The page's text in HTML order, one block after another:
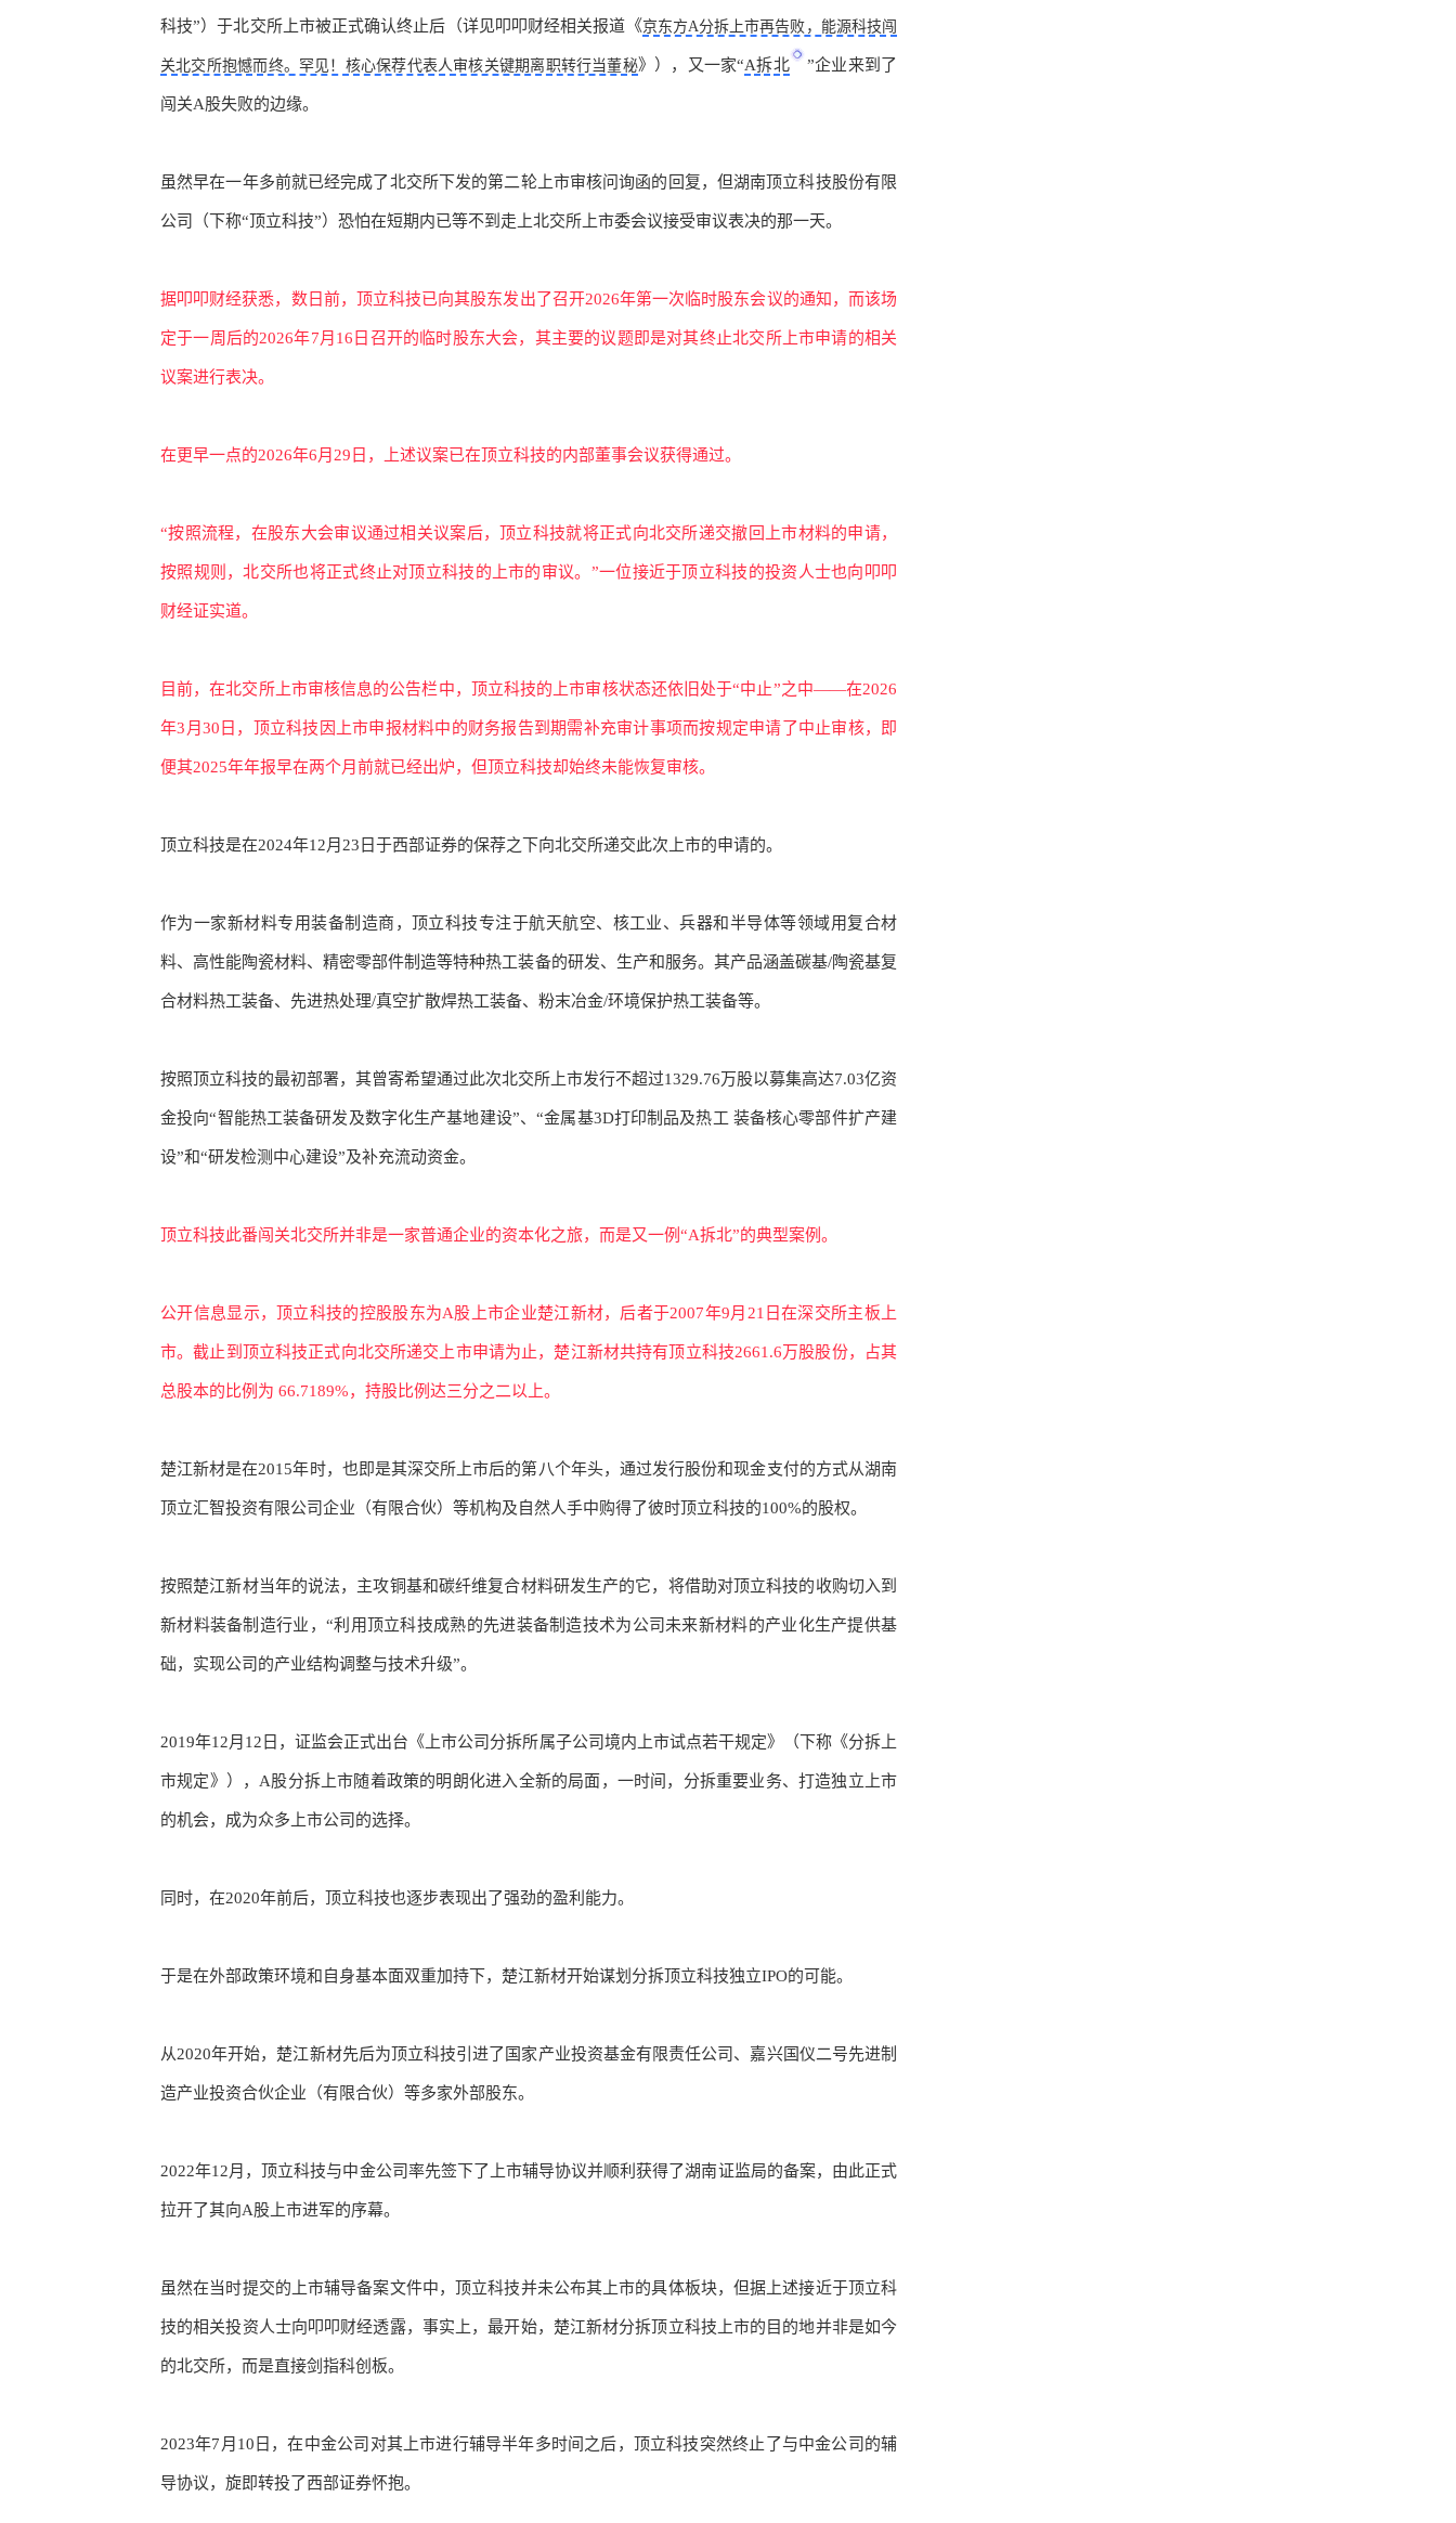
科技”）于北交所上市被正式确认终止后（详见叩叩财经相关报道《京东方A分拆上市再告败，能源科技闯
关北交所抱憾而终。罕见！核心保荐代表人审核关键期离职转行当董秘》），又一家“A拆北 ”企业来到了
闯关A股失败的边缘。
虽然早在一年多前就已经完成了北交所下发的第二轮上市审核问询函的回复，但湖南顶立科技股份有限
公司（下称“顶立科技”）恐怕在短期内已等不到走上北交所上市委会议接受审议表决的那一天。
据叩叩财经获悉，数日前，顶立科技已向其股东发出了召开2026年第一次临时股东会议的通知，而该场
定于一周后的2026年7月16日召开的临时股东大会，其主要的议题即是对其终止北交所上市申请的相关
议案进行表决。
在更早一点的2026年6月29日，上述议案已在顶立科技的内部董事会议获得通过。
“按照流程，在股东大会审议通过相关议案后，顶立科技就将正式向北交所递交撤回上市材料的申请，
按照规则，北交所也将正式终止对顶立科技的上市的审议。”一位接近于顶立科技的投资人士也向叩叩
财经证实道。
目前，在北交所上市审核信息的公告栏中，顶立科技的上市审核状态还依旧处于“中止”之中——在2026
年3月30日，顶立科技因上市申报材料中的财务报告到期需补充审计事项而按规定申请了中止审核，即
便其2025年年报早在两个月前就已经出炉，但顶立科技却始终未能恢复审核。
顶立科技是在2024年12月23日于西部证券的保荐之下向北交所递交此次上市的申请的。
作为一家新材料专用装备制造商，顶立科技专注于航天航空、核工业、兵器和半导体等领域用复合材
料、高性能陶瓷材料、精密零部件制造等特种热工装备的研发、生产和服务。其产品涵盖碳基/陶瓷基复
合材料热工装备、先进热处理/真空扩散焊热工装备、粉末冶金/环境保护热工装备等。
按照顶立科技的最初部署，其曾寄希望通过此次北交所上市发行不超过1329.76万股以募集高达7.03亿资
金投向“智能热工装备研发及数字化生产基地建设”、“金属基3D打印制品及热工 装备核心零部件扩产建
设”和“研发检测中心建设”及补充流动资金。
顶立科技此番闯关北交所并非是一家普通企业的资本化之旅，而是又一例“A拆北”的典型案例。
公开信息显示，顶立科技的控股股东为A股上市企业楚江新材，后者于2007年9月21日在深交所主板上
市。截止到顶立科技正式向北交所递交上市申请为止，楚江新材共持有 顶立科技2661.6万股股份，占其
总股本的比例为 66.7189%，持股比例达三分之二以上。
楚江新材是在2015年时，也即是其深交所上市后的第八个年头，通过发行股份和现金支付的方式从湖南
顶立汇智投资有限公司企业（有限合伙）等机构及自然人手中购得了彼时顶立科技的100%的股权。
按照楚江新材当年的说法，主攻铜基和碳纤维复合材料研发生产的它，将借助对顶立科技的收购切入到
新材料装备制造行业， “利用顶立科技成熟的先进装备制造技术为公司未来新材料的产业化生产提供基
础，实现公司的产业结构调整与技术升级”。
2019年12月12日，证监会正式出台《上市公司分拆所属子公司境内上市试点若干规定》（下称《分拆上
市规定》），A股分拆上市随着政策的明朗化进入全新的局面，一时间，分拆重要业务、打造独立上市
的机会，成为众多上市公司的选择。
同时，在2020年前后，顶立科技也逐步表现出了强劲的盈利能力。
于是在外部政策环境和自身基本面双重加持下，楚江新材开始谋划分拆顶立科技独立IPO的可能。
从2020年开始，楚江新材先后为顶立科技引进了国家产业投资基金有限责任公司、嘉兴国仪二号先进制
造产业投资合伙企业（有限合伙）等多家外部股东。
2022年12月，顶立科技与中金公司率先签下了上市辅导协议并顺利获得了湖南证监局的备案，由此正式
拉开了其向A股上市进军的序幕。
虽然在当时提交的上市辅导备案文件中，顶立科技并未公布其上市的具体板块，但据上述接近于顶立科
技的相关投资人士向叩叩财经透露，事实上，最开始，楚江新材分拆顶立科技上市的目的地并非是如今
的北交所，而是直接剑指科创板。
2023年7月10日，在中金公司对其上市进行辅导半年多时间之后，顶立科技突然终止了与中金公司的辅
导协议，旋即转投了西部证券怀抱。